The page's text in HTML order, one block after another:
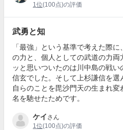
1位(100点)の評価
武勇と知
「最強」という基準で考えた際
の力と、個人としての武道の力
ッと思いついたのは川中島の戦
信玄でした。そして上杉謙信を
自らのことを毘沙門天の生まれ変
名を馳せたためです。
ケイ さん
1位(100点)の評価